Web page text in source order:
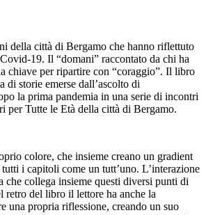
della città di Bergamo che hanno riflettuto
19. Il “domani” raccontato da chi ha
chiave per ripartire con “coraggio”. Il libro
di storie emerse dall’ascolto di
la prima pandemia in una serie di incontri
per Tutte le Età della città di Bergamo.
colore, che insieme creano un gradient
i capitoli come un tutt’uno. L’interazione
che collega insieme questi diversi punti di
retro del libro il lettore ha anche la
una propria riflessione, creando un suo